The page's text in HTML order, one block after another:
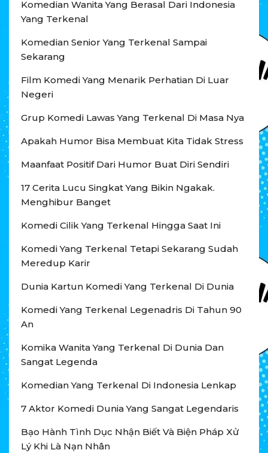
Komedian Wanita Yang Berasal Dari Indonesia
Yang Terkenal
Komedian Senior Yang Terkenal Sampai
Sekarang
Film Komedi Yang Menarik Perhatian Di Luar
Negeri
Grup Komedi Lawas Yang Terkenal Di Masa Nya
Apakah Humor Bisa Membuat Kita Tidak Stress
Maanfaat Positif Dari Humor Buat Diri Sendiri
17 Cerita Lucu Singkat Yang Bikin Ngakak.
Menghibur Banget
Komedi Cilik Yang Terkenal Hingga Saat Ini
Komedi Yang Terkenal Tetapi Sekarang Sudah
Meredup Karir
Dunia Kartun Komedi Yang Terkenal Di Dunia
Komedi Yang Terkenal Legenadris Di Tahun 90
An
Komika Wanita Yang Terkenal Di Dunia Dan
Sangat Legenda
Komedian Yang Terkenal Di Indonesia Lenkap
7 Aktor Komedi Dunia Yang Sangat Legendaris
Bạo Hành Tình Dục Nhận Biết Và Biện Pháp Xử
Lý Khi Là Nạn Nhân